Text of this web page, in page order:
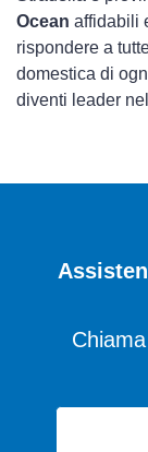
Ocean affidabili
rispondere a
domestica di
diventi leader